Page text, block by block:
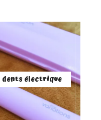
dents électrique